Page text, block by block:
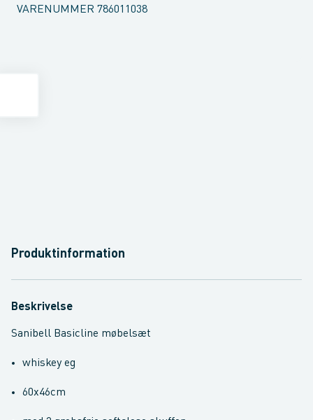
VARENUMMER 786011038
Produktinformation
Beskrivelse
Sanibell Basicline møbelsæt
whiskey eg
60x46cm